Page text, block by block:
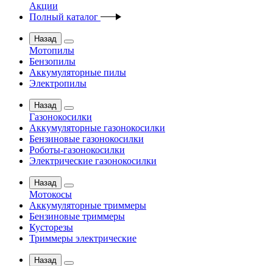
Акции
Полный каталог
Назад
Мотопилы
Бензопилы
Аккумуляторные пилы
Электропилы
Назад
Газонокосилки
Аккумуляторные газонокосилки
Бензиновые газонокосилки
Роботы-газонокосилки
Электрические газонокосилки
Назад
Мотокосы
Аккумуляторные триммеры
Бензиновые триммеры
Кусторезы
Триммеры электрические
Назад